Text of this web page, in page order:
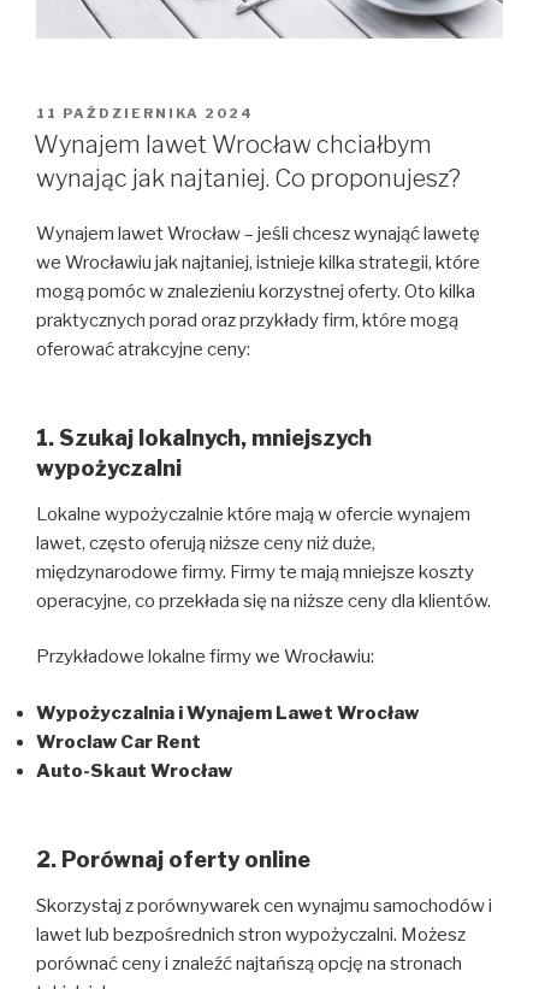
OPUBLIKOWANE
W
11 PAŹDZIERNIKA 2024
Wynajem lawet Wrocław chciałbym
wynając jak najtaniej. Co proponujesz?
Wynajem lawet Wrocław – jeśli chcesz wynająć lawetę
we Wrocławiu jak najtaniej, istnieje kilka strategii, które
mogą pomóc w znalezieniu korzystnej oferty. Oto kilka
praktycznych porad oraz przykłady firm, które mogą
oferować atrakcyjne ceny:
1. Szukaj lokalnych, mniejszych
wypożyczalni
Lokalne wypożyczalnie które mają w ofercie wynajem
lawet, często oferują niższe ceny niż duże,
międzynarodowe firmy. Firmy te mają mniejsze koszty
operacyjne, co przekłada się na niższe ceny dla klientów.
Przykładowe lokalne firmy we Wrocławiu:
Wypożyczalnia i Wynajem Lawet Wrocław
Wroclaw Car Rent
Auto-Skaut Wrocław
2. Porównaj oferty online
Skorzystaj z porównywarek cen wynajmu samochodów i
lawet lub bezpośrednich stron wypożyczalni. Możesz
porównać ceny i znaleźć najtańszą opcję na stronach